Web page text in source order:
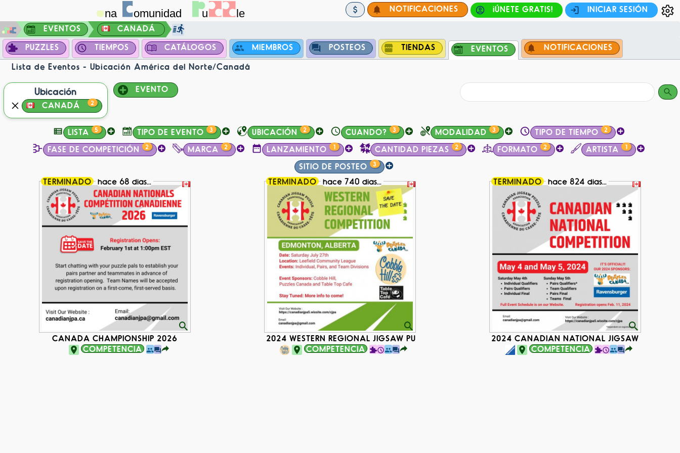
NOTIFICACIONES ¡ÚNETE GRATIS!
INICIAR SESIÓN
EVENTOS
CANADÁ
PUZZLES
TIEMPOS CATÁLOGOS MIEMBROS POSTEOS TIENDAS EVENTOS NOTIFICACIONES
Lista de Eventos - Ubicación América del Norte/Canadá
Ubicación
CANADÁ 2
EVENTO
LISTA 5 TIPO DE EVENTO 3 UBICACIÓN 2 CUANDO? 3 MODALIDAD 3 TIPO DE TIEMPO 2
FASE DE COMPETICIÓN 2 MARCA 2 LANZAMIENTO 1 CANTIDAD PIEZAS 2 FORMATO 2 ARTISTA 1
SITIO DE POSTEO 3
TERMINADO hace 68 dias...
CANADA CHAMPIONSHIP 2026
COMPETENCIA
TERMINADO hace 740 dias...
2024 WESTERN REGIONAL JIGSAW PUZZLE COMPETITION
COMPETENCIA
TERMINADO hace 824 dias...
2024 CANADIAN NATIONAL JIGSAW PUZZLE
COMPETENCIA